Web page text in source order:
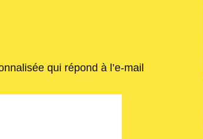
qui répond à l’e-mail